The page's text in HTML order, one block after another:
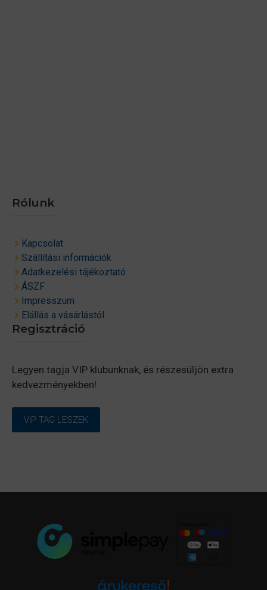
Rólunk
Kapcsolat
Szállítási információk
Adatkezelési tájékoztató
ÁSZF
Impresszum
Elállás a vásárlástól
Regisztráció
Legyen tagja VIP klubunknak, és részesüljön extra
kedvezményekben!
VIP TAG LESZEK